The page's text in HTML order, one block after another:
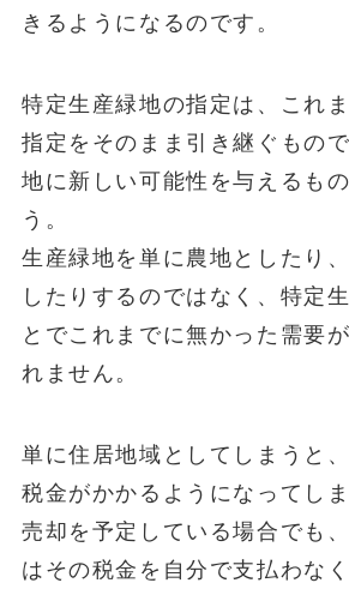
きるようになるのです。
特定生産緑地の指定は、これ
指定をそのまま引き継ぐもの
地に新しい可能性を与えるも
う。
生産緑地を単に農地としたり
したりするのではなく、特定
とでこれまでに無かった需要
れません。
単に住居地域としてしまうと
税金がかかるようになってしま
売却を予定している場合でも
はその税金を自分で支払わな